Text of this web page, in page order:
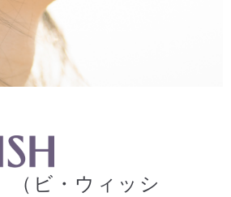
ビ・ウィッシ